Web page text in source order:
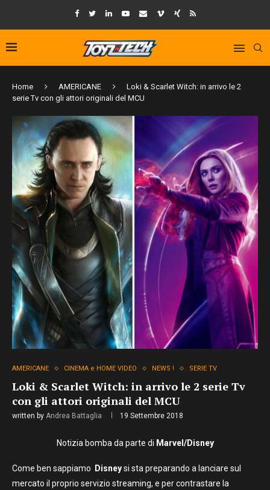
Home AMERICANE
Loki & Scarlet Witch: in arrivo le 2
serie Tv con gli attori originali del MCU
AMERICANE CINEMA e HOME VIDEO NEWS ! SERIE TV
Loki & Scarlet Witch: in arrivo le 2 serie Tv
con gli attori originali del MCU
written by Andrea Battaglia 19 Settembre 2018
Notizia bomba da parte di Marvel/Disney
Come ben sappiamo Disneysi sta preparando a lanciare sul
mercato il proprio servizio streaming, e per contrastare la